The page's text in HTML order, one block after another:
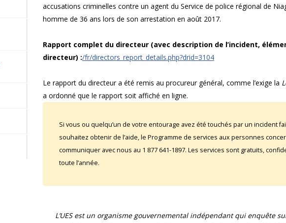
accusations criminelles contre un agent du Service de police régional de
homme de 36 ans lors de son arrestation en août 2017.
Rapport complet du directeur (avec description de l’incident,
directeur) :/fr/directors_report_details.php?drid=3104
Le rapport du directeur a été remis au procureur général, comme l’exige la
a ordonné que le rapport soit affiché en ligne.
Si vous ou quelqu’un de votre entourage avez été touchés par un incident
souhaitez obtenir de l’aide, le Programme de services aux personnes
communiquer avec nous au 1 877 641-1897. Les services sont gratuits,
toute l’année.
L’UES est un organisme gouvernemental indépendant qui enquête